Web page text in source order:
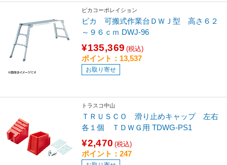
ピカコーポレイション
ピカ 可搬式作業台ＤＷＪ型 高さ６２
～９６ｃｍ DWJ-96
¥135,369 (税込)
ポイント：13,537
お取り寄せ
トラスコ中山
ＴＲＵＳＣＯ 滑り止めキャップ 左右
各１個 ＴＤＷＧ用 TDWG-PS1
¥2,470 (税込)
ポイント：247